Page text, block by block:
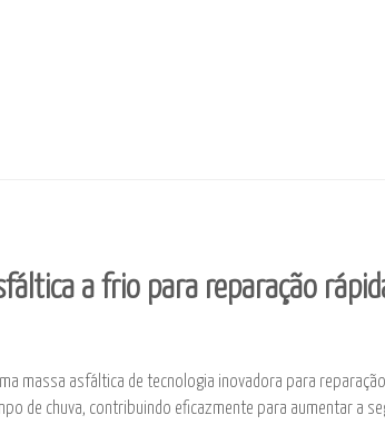
a frio para reparação
uma massa asfáltica de tecnologia inovadora para
de chuva, contribuindo eficazmente para aumentar a